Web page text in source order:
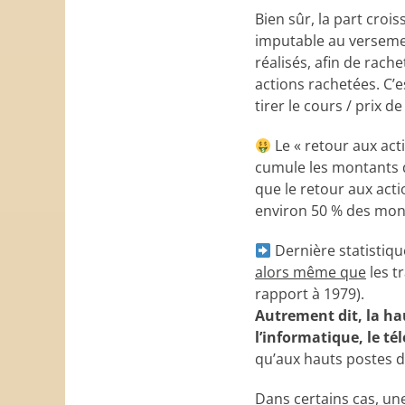
Bien sûr, la part
imputable au
réalisés, afin de
actions rachetées.
tirer le cours / prix de
Le « retour aux
cumule les montants
que le retour aux
environ 50 % des
Dernière
alors même que les
rapport à 1979).
Autrement dit, la
l’informatique, le
qu’aux hauts postes
Dans certains cas,